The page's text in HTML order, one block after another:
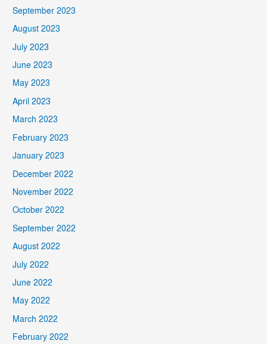
September 2023
August 2023
July 2023
June 2023
May 2023
April 2023
March 2023
February 2023
January 2023
December 2022
November 2022
October 2022
September 2022
August 2022
July 2022
June 2022
May 2022
March 2022
February 2022